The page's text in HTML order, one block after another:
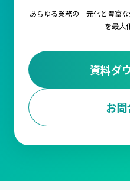
あらゆる業務の一元化と豊富
を最大
資料ダ
お